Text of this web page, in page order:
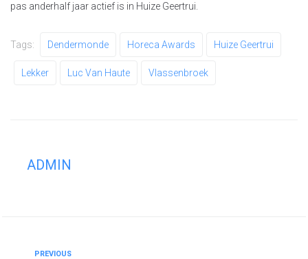
pas anderhalf jaar actief is in Huize Geertrui.
Tags: Dendermonde Horeca Awards Huize Geertrui
Lekker Luc Van Haute Vlassenbroek
ADMIN
PREVIOUS